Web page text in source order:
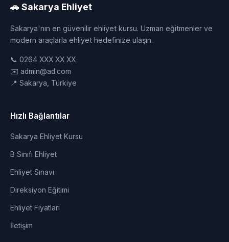
🚗 Sakarya Ehliyet
Sakarya'nın en güvenilir ehliyet kursu. Uzman eğitmenler ve
modern araçlarla ehliyet hedefinize ulaşın.
📞 0264 XXX XX XX
✉️ admin@ad.com
📍 Sakarya, Türkiye
Hızlı Bağlantılar
Sakarya Ehliyet Kursu
B Sınıfı Ehliyet
Ehliyet Sınavı
Direksiyon Eğitimi
Ehliyet Fiyatları
İletişim